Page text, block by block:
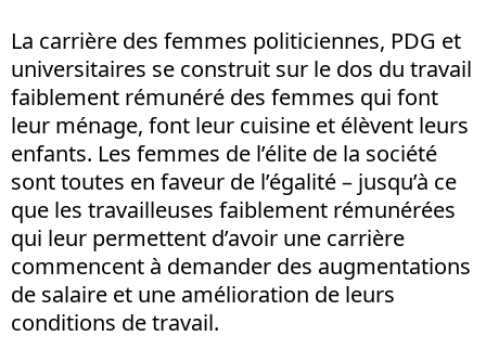
La carrière des femmes politiciennes, PDG et
universitaires se construit sur le dos du travail
faiblement rémunéré des femmes qui font
leur ménage, font leur cuisine et élèvent leurs
enfants. Les femmes de l’élite de la société
sont toutes en faveur de l’égalité – jusqu’à ce
que les travailleuses faiblement rémunérées
qui leur permettent d’avoir une carrière
commencent à demander des augmentations
de salaire et une amélioration de leurs
conditions de travail.